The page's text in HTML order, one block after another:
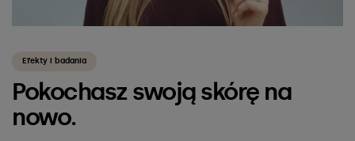
Efekty i badania
Pokochasz swoją skórę na
nowo.